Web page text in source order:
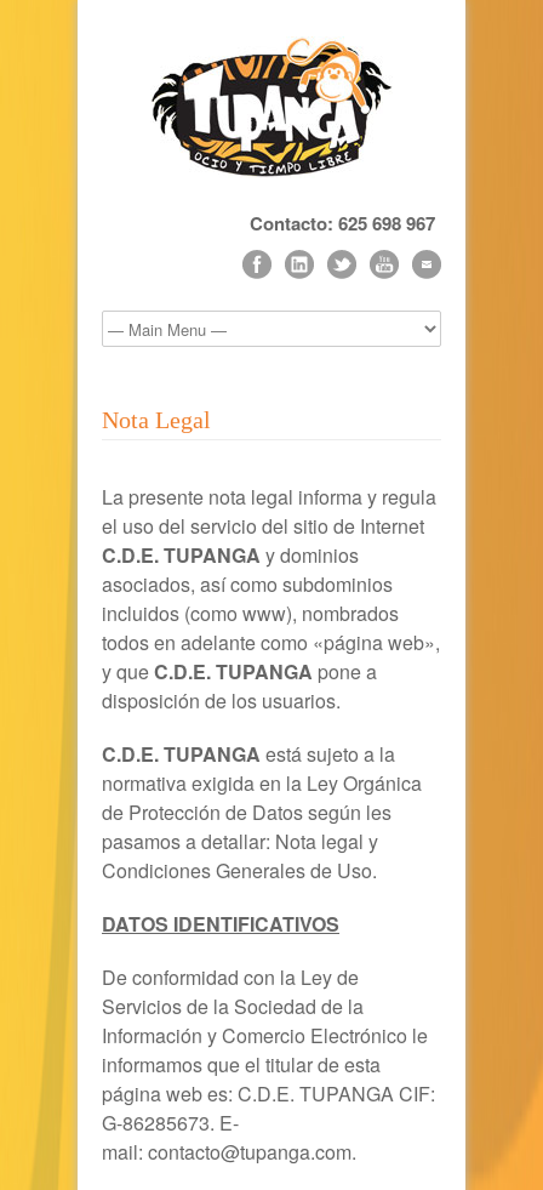
Contacto: 625 698 967
Nota Legal
La presente nota legal informa y regula
el uso del servicio del sitio de Internet
C.D.E. TUPANGA y dominios
asociados, así como subdominios
incluidos (como www), nombrados
todos en adelante como «página web»,
y queC.D.E. TUPANGA pone a
disposición de los usuarios.
C.D.E. TUPANGA está sujeto a la
normativa exigida en la Ley Orgánica
de Protección de Datos según les
pasamos a detallar: Nota legal y
Condiciones Generales de Uso.
DATOS IDENTIFICATIVOS
De conformidad con la Ley de
Servicios de la Sociedad de la
Información y Comercio Electrónico le
informamos que el titular de esta
página web es: C.D.E. TUPANGACIF:
G-86285673. E-
mail: contacto@tupanga.com.